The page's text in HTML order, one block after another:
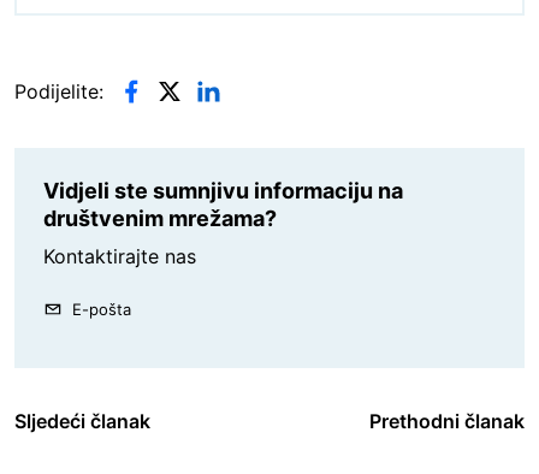
Podijelite:
Vidjeli ste sumnjivu informaciju na
društvenim mrežama?
Kontaktirajte nas
E-pošta
Sljedeći članak Prethodni članak